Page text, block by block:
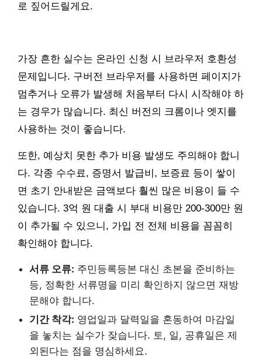
로 짚어드릴게요.
가장 흔한 실수는 온라인 신청 시 브라우저 호환성
문제입니다. 구버전 브라우저를 사용하면 페이지가
멈추거나 오류가 발생해 처음부터 다시 시작해야 하
는 경우가 많습니다. 최신 버전의 크롬이나 엣지를
사용하는 것이 좋습니다.
또한, 예상치 못한 추가 비용 발생도 주의해야 합니
다. 각종 수수료, 증명서 발급비, 보증료 등이 쌓이
면 초기 안내받은 금액보다 훨씬 많은 비용이 들 수
있습니다. 3억 원 대출 시 부대 비용만 200-300만 원
이 추가될 수 있으니, 가입 전 전체 비용을 꼼꼼히
확인해야 합니다.
서류 오류: 주민등록등본 대신 초본을 준비하는
등, 정확한 서류명을 미리 확인하지 않으면 재방
문해야 합니다.
기간 착각: 영업일과 달력일을 혼동하여 마감일
을 놓치는 실수가 잦습니다. 토, 일, 공휴일은 제
외된다는 점을 명심하세요.